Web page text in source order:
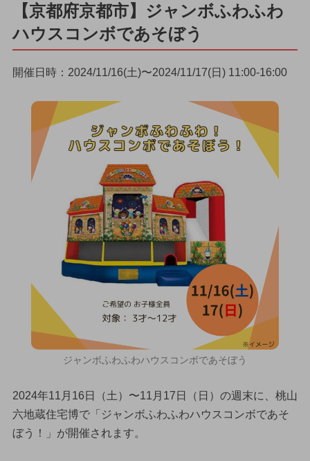
【京都府京都市】ジャンボふわふわ
ハウスコンボであそぼう
開催日時：2024/11/16(土)〜2024/11/17(日) 11:00-16:00
ジャンボふわふわハウスコンボであそぼう
2024年11月16日（土）〜11月17日（日）の週末に、桃山
六地蔵住宅博で「ジャンボふわふわハウスコンボであそ
ぼう！」が開催されます。